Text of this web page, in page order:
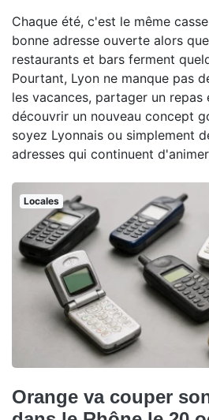
Chaque été, c'est le même
bonne adresse ouverte alors
restaurants et bars ferment
Pourtant, Lyon ne manque pas
les vacances, partager un repas
découvrir un nouveau concept
soyez Lyonnais ou simplement
adresses qui continuent
Locales
Orange va couper